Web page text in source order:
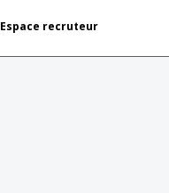
Espace recruteur